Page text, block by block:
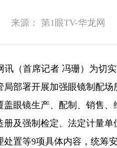
来源： 第1眼TV-华龙网
讯（首席记者 冯珊）为切
局部署开展加强眼镜制配场
盖眼镜生产、配制、销售
及强制检定、法定计量
置等9项具体内容，统筹